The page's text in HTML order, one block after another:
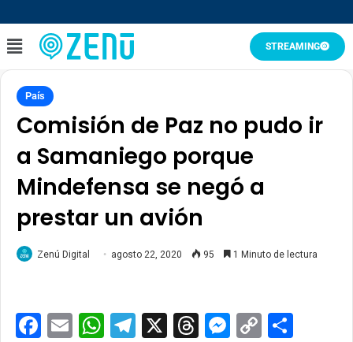
STREAMING
País
Comisión de Paz no pudo ir
a Samaniego porque
Mindefensa se negó a
prestar un avión
Zenú Digital agosto 22, 2020 95 1 Minuto de lectura
Facebook
EmailWhatsApp
Telegram
X ThreadsCopy